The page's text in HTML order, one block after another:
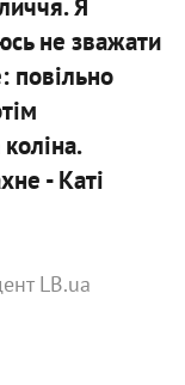
не зважати
повільно
- Каті
LB.ua